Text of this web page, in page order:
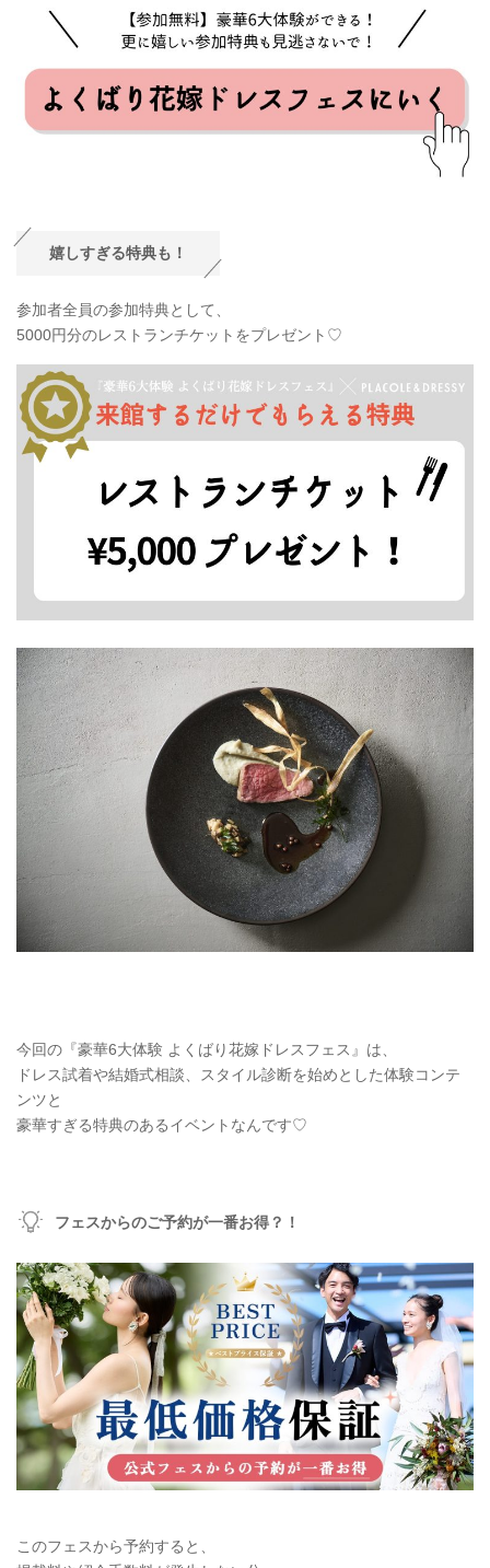
嬉しすぎる特典も！
参加者全員の参加特典として、
5000円分のレストランチケットをプレゼント♡
今回の『豪華6大体験 よくばり花嫁ドレスフェス』は、
ドレス試着や結婚式相談、スタイル診断を始めとした体験コンテ
ンツと
豪華すぎる特典のあるイベントなんです♡
フェスからのご予約が一番お得？！
このフェスから予約すると、